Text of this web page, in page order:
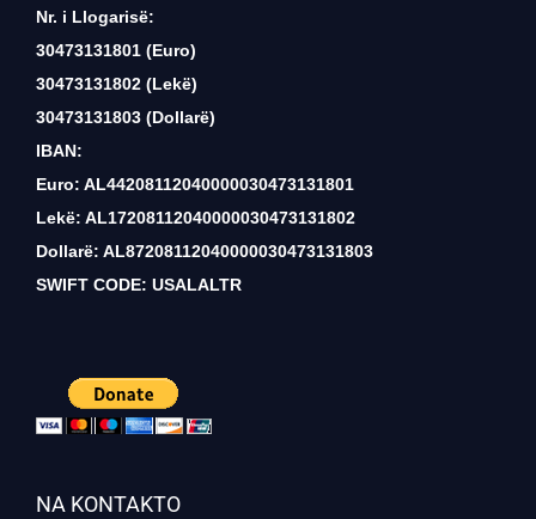
Nr. i Llogarisë:
30473131801 (Euro)
30473131802 (Lekë)
30473131803 (Dollarë)
IBAN:
Euro: AL44208112040000030473131801
Lekë: AL17208112040000030473131802
Dollarë: AL87208112040000030473131803
SWIFT CODE: USALALTR
NA KONTAKTO